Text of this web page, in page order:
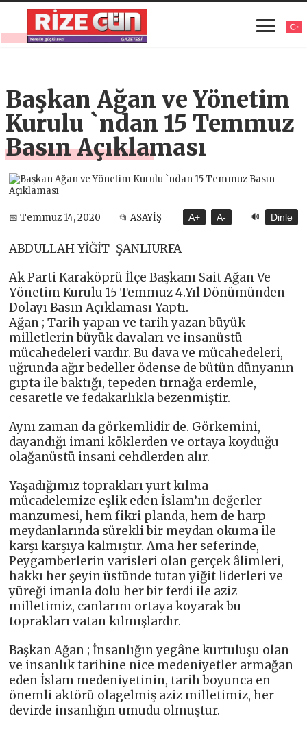
Başkan Ağan ve Yönetim
Kurulu `ndan 15 Temmuz
Basın Açıklaması
📅 Temmuz 14, 2020 📂 ASAYİŞ A+ A- 🔊 Dinle
ABDULLAH YİĞİT-ŞANLIURFA
Ak Parti Karaköprü İlçe Başkanı Sait Ağan Ve
Yönetim Kurulu 15 Temmuz 4.Yıl Dönümünden
Dolayı Basın Açıklaması Yaptı.
Ağan ; Tarih yapan ve tarih yazan büyük
milletlerin büyük davaları ve insanüstü
mücahedeleri vardır. Bu dava ve mücahedeleri,
uğrunda ağır bedeller ödense de bütün dünyanın
gıpta ile baktığı, tepeden tırnağa erdemle,
cesaretle ve fedakarlıkla bezenmiştir.
Aynı zaman da görkemlidir de. Görkemini,
dayandığı imani köklerden ve ortaya koyduğu
olağanüstü insani cehdlerden alır.
Yaşadığımız toprakları yurt kılma
mücadelemize eşlik eden İslam’ın değerler
manzumesi, hem fikri planda, hem de harp
meydanlarında sürekli bir meydan okuma ile
karşı karşıya kalmıştır. Ama her seferinde,
Peygamberlerin varisleri olan gerçek âlimleri,
hakkı her şeyin üstünde tutan yiğit liderleri ve
yüreği imanla dolu her bir ferdi ile aziz
milletimiz, canlarını ortaya koyarak bu
toprakları vatan kılmışlardır.
Başkan Ağan ; İnsanlığın yegâne kurtuluşu olan
ve insanlık tarihine nice medeniyetler armağan
eden İslam medeniyetinin, tarih boyunca en
önemli aktörü olagelmiş aziz milletimiz, her
devirde insanlığın umudu olmuştur.